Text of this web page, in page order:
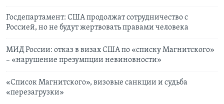
Госдепартамент: США продолжат сотрудничество с
Россией, но не будут жертвовать правами человека
МИД России: отказ в визах США по «списку Магнитского»
– «нарушение презумпции невиновности»
«Список Магнитского», визовые санкции и судьба
«перезагрузки»